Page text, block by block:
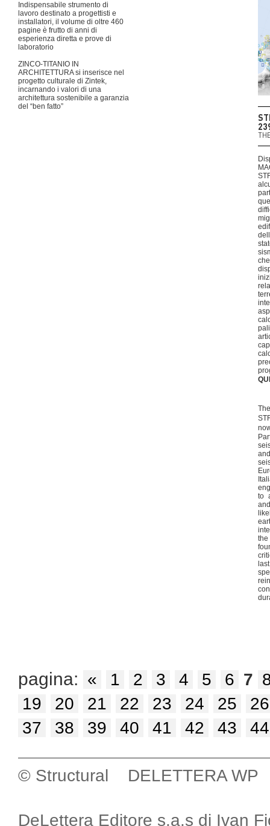
Indispensabile strumento di
lavoro destinato a progettisti e
installatori, il volume di oltre 460
pagine è frutto di anni di
esperienza diretta e prove di
laboratorio
ZINCO-TITANIO IN
ARCHITETTURA si inserisce nel
progetto culturale di Zintek,
incarnando i valori di una
architettura sostenibile a garanzia
del “ben fatto”
to
pagina: « 1 2 3 4 5 6 7
19
20 21 22 23 24 25
26
37
38 39 40 41 42 43 44
© Structural DELETTERA WP
DeLettera Editore s.a.s di Ivan